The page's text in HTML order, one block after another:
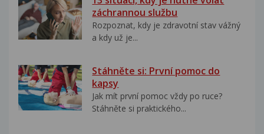
záchrannou službu
Rozpoznat, kdy je zdravotní stav vážný
a kdy už je...
Stáhněte si: První pomoc do
kapsy
Jak mít první pomoc vždy po ruce?
Stáhněte si praktického...